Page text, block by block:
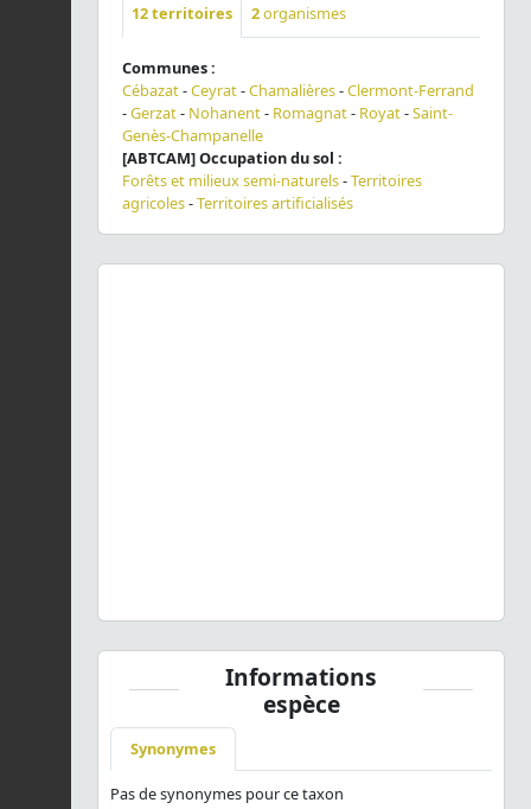
12territoires 2organismes
Communes :
Cébazat-Ceyrat-Chamalières-Clermont-Ferrand
-Gerzat- Nohanent- Romagnat- Royat-Saint-
Genès-Champanelle
[ABTCAM] Occupation du sol :
Forêts et milieux semi-naturels-Territoires
agricoles-Territoires artificialisés
Informations
espèce
Synonymes
Pas de synonymes pour ce taxon